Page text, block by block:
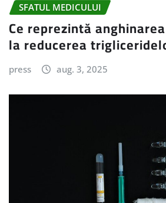
SFATUL MEDICULUI
Ce reprezintă
la reducerea
press aug. 3, 2025